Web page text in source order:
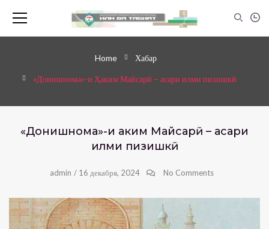
Home Хабар
«Донишнома»-и Ҳаким Майсарӣ – асари илми пизишкӣ
«Донишнома»-и Ҳаким Майсарӣ – асари
илми пизишкӣ
admin / 16 декабря, 2024 No Comments